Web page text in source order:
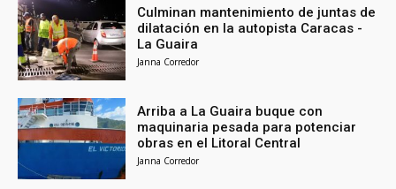
Culminan mantenimiento de juntas de
dilatación en la autopista Caracas -
La Guaira
Janna Corredor
Arriba a La Guaira buque con
maquinaria pesada para potenciar
obras en el Litoral Central
Janna Corredor